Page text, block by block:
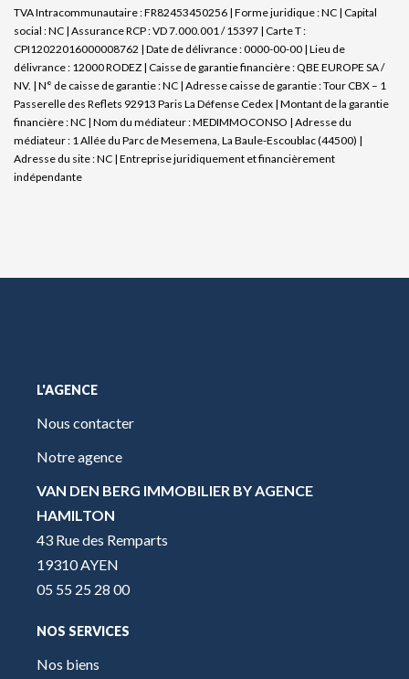
TVA Intracommunautaire : FR82453450256 | Forme juridique : NC | Capital
social : NC | Assurance RCP : VD 7.000.001 / 15397 | Carte T :
CPI12022016000008762 | Date de délivrance : 0000-00-00 | Lieu de
délivrance : 12000 RODEZ | Caisse de garantie financière : QBE EUROPE SA /
NV. | N° de caisse de garantie : NC | Adresse caisse de garantie : Tour CBX – 1
Passerelle des Reflets 92913 Paris La Défense Cedex | Montant de la garantie
financière : NC | Nom du médiateur : MEDIMMOCONSO | Adresse du
médiateur : 1 Allée du Parc de Mesemena, La Baule-Escoublac (44500) |
Adresse du site : NC | Entreprise juridiquement et financièrement
indépendante
L'AGENCE
Nous contacter
Notre agence
VAN DEN BERG IMMOBILIER BY AGENCE
HAMILTON
43 Rue des Remparts
19310 AYEN
05 55 25 28 00
NOS SERVICES
Nos biens